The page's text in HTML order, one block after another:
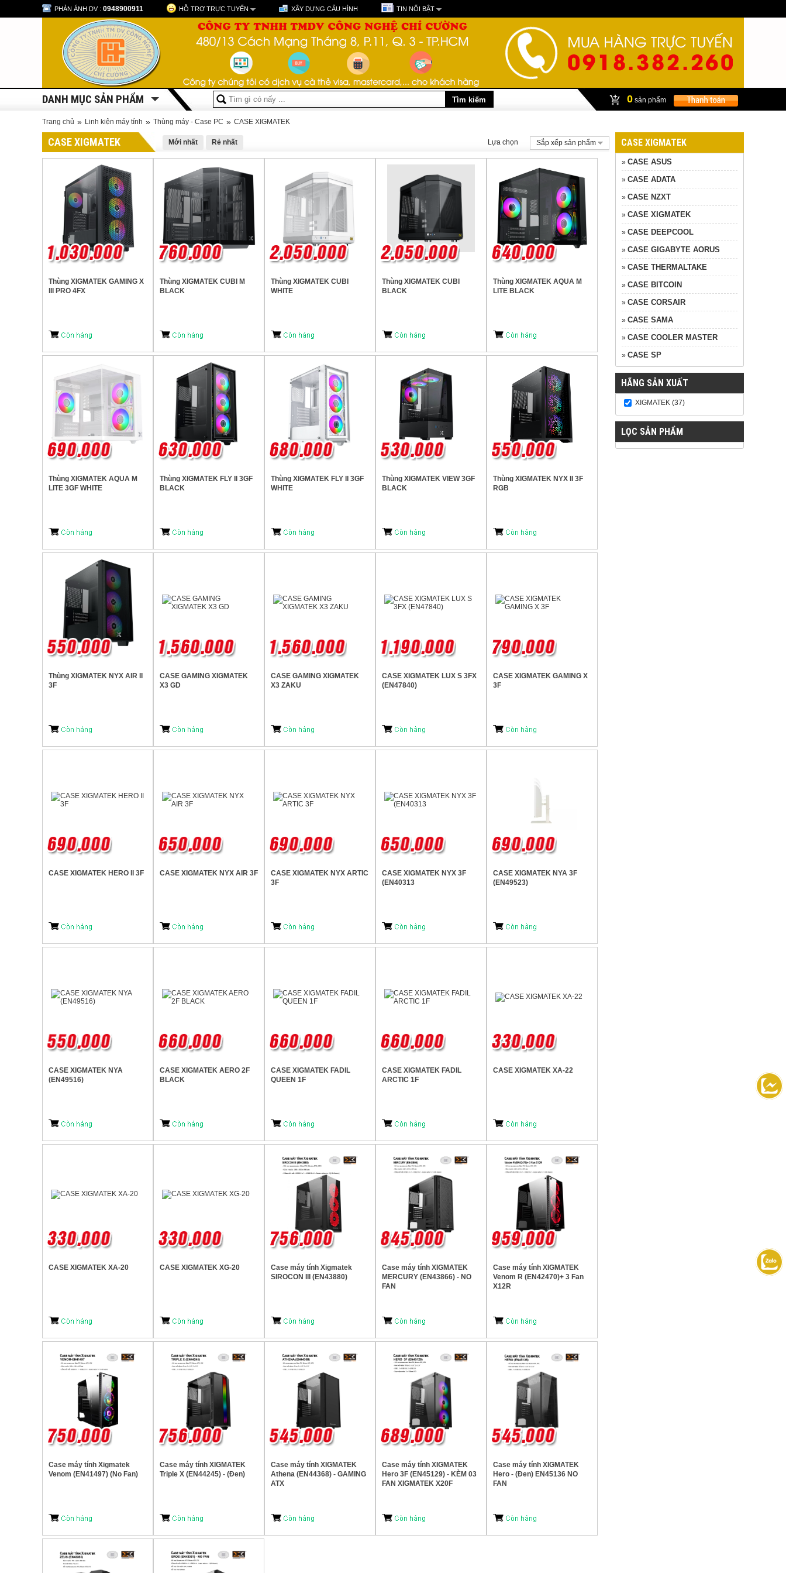
PHẢN ÁNH DV : 0948900911 HỖ TRỢ TRỰC TUYẾN XÂY DỰNG CẤU HÌNH TIN NỔI BẬT
DANH MỤC SẢN PHẨM 0 sản phẩm
Trang chủ » Linh kiện máy tính » Thùng máy - Case PC » CASE XIGMATEK
CASE XIGMATEK Mới nhất Rẻ nhất Sắp xếp sản phẩm
Lựa chọn
Thùng XIGMATEK GAMING X
III PRO 4FX
Thùng XIGMATEK CUBI M
BLACK
Thùng XIGMATEK CUBI
WHITE
Thùng XIGMATEK CUBI
BLACK
Thùng XIGMATEK AQUA M
LITE BLACK
Thùng XIGMATEK AQUA M
LITE 3GF WHITE
Thùng XIGMATEK FLY II 3GF
BLACK
Thùng XIGMATEK FLY II 3GF
WHITE
Thùng XIGMATEK VIEW 3GF
BLACK
Thùng XIGMATEK NYX II 3F
RGB
Thùng XIGMATEK NYX AIR II
3F
CASE GAMING XIGMATEK
X3 GD
CASE GAMING XIGMATEK
X3 ZAKU
CASE XIGMATEK LUX S 3FX
(EN47840)
CASE XIGMATEK GAMING X
3F
CASE XIGMATEK HERO II 3F CASE XIGMATEK NYX AIR 3F
CASE XIGMATEK NYX ARTIC
3F
CASE XIGMATEK NYX 3F
(EN40313
CASE XIGMATEK NYA 3F
(EN49523)
CASE XIGMATEK NYA
(EN49516)
CASE XIGMATEK AERO 2F
BLACK
CASE XIGMATEK FADIL
QUEEN 1F
CASE XIGMATEK FADIL
ARCTIC 1F
CASE XIGMATEK XA-22
CASE XIGMATEK XA-20 CASE XIGMATEK XG-20
Case máy tính Xigmatek
SIROCON III (EN43880)
Case máy tính XIGMATEK
MERCURY (EN43866) - NO
FAN
Case máy tính XIGMATEK
Venom R (EN42470)+ 3 Fan
X12R
Case máy tính Xigmatek
Venom (EN41497) (No Fan)
Case máy tính XIGMATEK
Triple X (EN44245) - (Đen)
Case máy tính XIGMATEK
Athena (EN44368) - GAMING
ATX
Case máy tính XIGMATEK
Hero 3F (EN45129) - KÈM 03
FAN XIGMATEK X20F
Case máy tính XIGMATEK
Hero - (Đen) EN45136 NO
FAN
CASE XIGMATEK
» CASE ASUS
» CASE ADATA
» CASE NZXT
» CASE XIGMATEK
» CASE DEEPCOOL
» CASE GIGABYTE AORUS
» CASE THERMALTAKE
» CASE BITCOIN
» CASE CORSAIR
» CASE SAMA
» CASE COOLER MASTER
» CASE SP
HÃNG SẢN XUẤT
XIGMATEK (37)
LỌC SẢN PHẨM